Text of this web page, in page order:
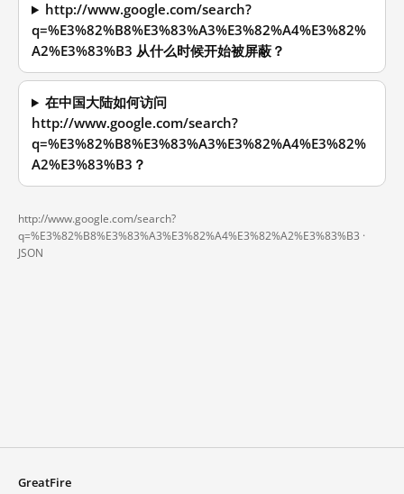
http://www.google.com/search?
q=%E3%82%B8%E3%83%A3%E3%82%A4%E3%82%
A2%E3%83%B3 从什么时候开始被屏蔽？
在中国大陆如何访问
http://www.google.com/search?
q=%E3%82%B8%E3%83%A3%E3%82%A4%E3%82%
A2%E3%83%B3？
http://www.google.com/search?
q=%E3%82%B8%E3%83%A3%E3%82%A4%E3%82%A2%E3%83%B3 ·
JSON
GreatFire